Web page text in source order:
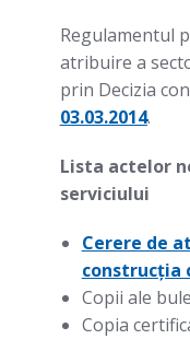
Regulamentul
atribuire a
prin Decizia
03.03.2014.
Lista actelor
serviciului
Cerere de
construcția
Copii ale
Copia